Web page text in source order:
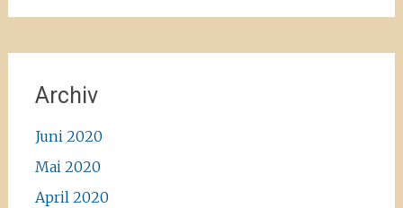
Archiv
Juni 2020
Mai 2020
April 2020